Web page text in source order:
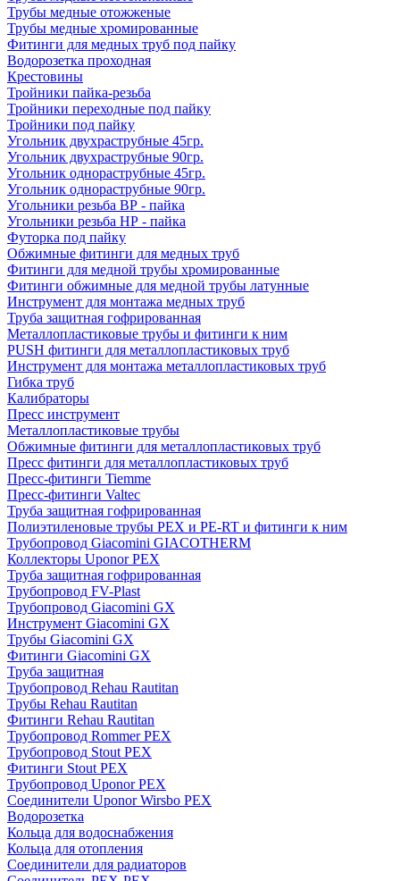
Трубы медные отожженые
Трубы медные хромированные
Фитинги для медных труб под пайку
Водорозетка проходная
Крестовины
Тройники пайка-резьба
Тройники переходные под пайку
Тройники под пайку
Угольник двухраструбные 45гр.
Угольник двухраструбные 90гр.
Угольник однораструбные 45гр.
Угольник однораструбные 90гр.
Угольники резьба ВР - пайка
Угольники резьба НР - пайка
Футорка под пайку
Обжимные фитинги для медных труб
Фитинги для медной трубы хромированные
Фитинги обжимные для медной трубы латунные
Инструмент для монтажа медных труб
Труба защитная гофрированная
Металлопластиковые трубы и фитинги к ним
PUSH фитинги для металлопластиковых труб
Инструмент для монтажа металлопластиковых труб
Гибка труб
Калибраторы
Пресс инструмент
Металлопластиковые трубы
Обжимные фитинги для металлопластиковых труб
Пресс фитинги для металлопластиковых труб
Пресс-фитинги Tiemme
Пресс-фитинги Valtec
Труба защитная гофрированная
Полиэтиленовые трубы PEX и PE-RT и фитинги к ним
Трубопровод Giacomini GIACOTHERM
Коллекторы Uponor PEX
Труба защитная гофрированная
Трубопровод FV-Plast
Трубопровод Giacomini GX
Инструмент Giacomini GX
Трубы Giacomini GX
Фитинги Giacomini GX
Труба защитная
Трубопровод Rehau Rautitan
Трубы Rehau Rautitan
Фитинги Rehau Rautitan
Трубопровод Rommer PEX
Трубопровод Stout PEX
Фитинги Stout PEX
Трубопровод Uponor PEX
Соединители Uponor Wirsbo PEX
Водорозетка
Кольца для водоснабжения
Кольца для отопления
Соединители для радиаторов